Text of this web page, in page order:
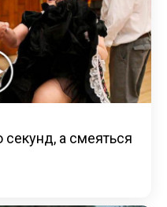
секунд, а смеяться